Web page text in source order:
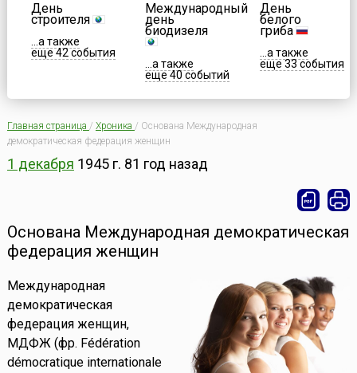
День
строителя
...а также
еще 42 события
Международный
день
биодизеля
...а также
еще 40 событий
День
белого
гриба
...а также
еще 33 события
Главная страница / Хроника / Основана Международная
демократическая федерация женщин
1 декабря 1945 г. 81 год назад
Основана Международная демократическая
федерация женщин
Международная
демократическая
федерация женщин,
МДФЖ (фр. Fédération
démocratique internationale